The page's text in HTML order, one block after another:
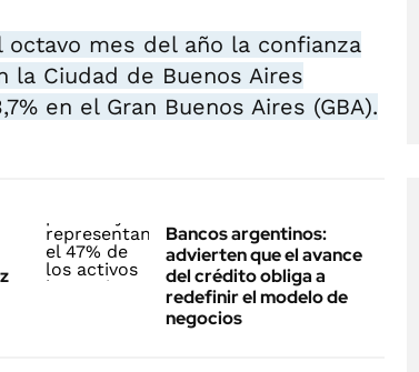
octavo mes del año la confianza
la Ciudad de Buenos Aires
en el Gran Buenos Aires (GBA).
Bancos argentinos:
advierten que el avance
del crédito obliga a
redefinir el modelo de
negocios